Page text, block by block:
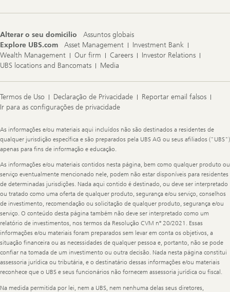
Alterar o seu domicílio
Assuntos globais
Explore UBS.com
Asset Management
Investment Bank
Wealth Management
Our firm Careers
Investor Relations
UBS locations and Bancomats
Media
Termos de Uso Declaração de Privacidade
Reportar email falsos
Ir para as configurações de privacidade
Legal
Information
As informações e/ou materiais aqui incluídos não são destinados a residentes de
qualquer jurisdição específica e são preparados pela UBS AG ou seus afiliados ("UBS")
apenas para fins de informação e educação.
As informações e/ou materiais contidos nesta página, bem como qualquer produto ou
serviço eventualmente mencionado nele, podem não estar disponíveis para residentes
de determinadas jurisdições. Nada aqui contido é destinado, ou deve ser interpretado
ou tratado como uma oferta de qualquer produto, segurança e/ou serviço, conselhos
de investimento, recomendação ou solicitação de qualquer produto, segurança e/ou
serviço. O conteúdo desta página também não deve ser interpretado como um
relatório de investimentos, nos termos da Resolução CVM nº 20/2021. Essas
informações e/ou materiais foram preparados sem levar em conta os objetivos, a
situação financeira ou as necessidades de qualquer pessoa e, portanto, não se pode
confiar na tomada de um investimento ou outra decisão. Nada nesta página constitui
assessoria jurídica ou tributária, e o destinatário dessas informações e/ou materiais
reconhece que o UBS e seus funcionários não fornecem assessoria jurídica ou fiscal.
Na medida permitida por lei, nem a UBS, nem nenhuma delas seus diretores,